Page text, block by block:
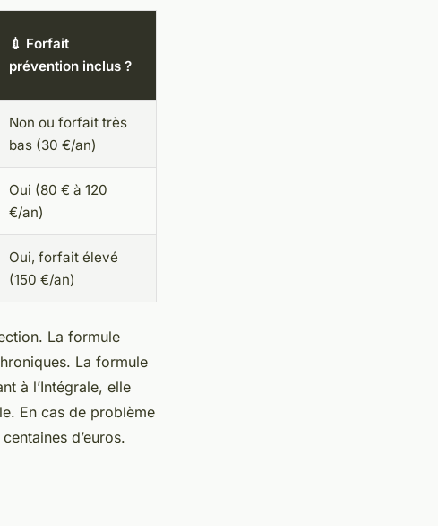
💉 Forfait
prévention inclus ?
Non ou forfait très
bas (30 €/an)
Oui (80 € à 120
€/an)
Oui, forfait élevé
(150 €/an)
La formule
La formule
à l’Intégrale, elle
En cas de problème
d’euros.